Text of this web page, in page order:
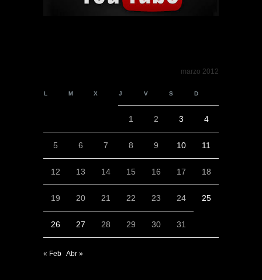
marzo 2012
L M X J V S D
1 2 3 4
5 6 7 8 9 10 11
12 13 14 15 16 17 18
19 20 21 22 23 24 25
26 27 28 29 30 31
« Feb Abr »